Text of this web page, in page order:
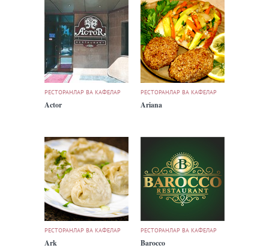
РЕСТОРАНЛАР ВА КАФЕЛАР
Actor
РЕСТОРАНЛАР ВА КАФЕЛАР
Ariana
РЕСТОРАНЛАР ВА КАФЕЛАР
Ark
РЕСТОРАНЛАР ВА КАФЕЛАР
Barocco